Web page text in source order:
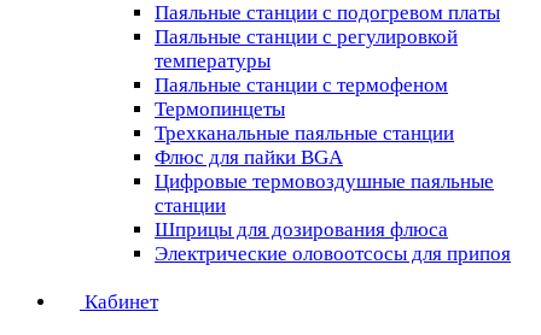
Паяльные станции с подогревом платы
Паяльные станции с регулировкой
температуры
Паяльные станции с термофеном
Термопинцеты
Трехканальные паяльные станции
Флюс для пайки BGA
Цифровые термовоздушные паяльные
станции
Шприцы для дозирования флюса
Электрические оловоотсосы для припоя
Кабинет